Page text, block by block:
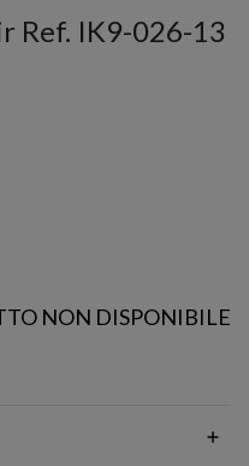
Ref. IK9-026-13
NON DISPONIBILE